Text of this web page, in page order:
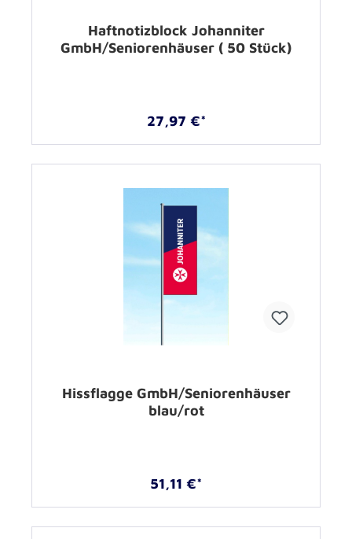
Haftnotizblock Johanniter
GmbH/Seniorenhäuser ( 50 Stück)
27,97 €*
Hissflagge GmbH/Seniorenhäuser
blau/rot
51,11 €*